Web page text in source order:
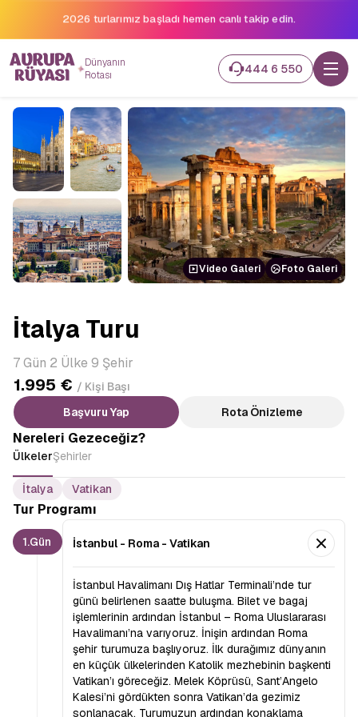
2026 turlarımız başladı hemen canlı takip edin.
Dünyanın
Rotası
444 6 550
Video Galeri Foto Galeri
İtalya Turu
7 Gün 2 Ülke 9 Şehir
1.995 € / Kişi Başı
Başvuru Yap
Rota Önizleme
Nereleri Gezeceğiz?
ÜlkelerŞehirler
İtalya Vatikan
Tur Programı
1.Gün İstanbul - Roma - Vatikan
İstanbul Havalimanı Dış Hatlar Terminali’nde tur
günü belirlenen saatte buluşma. Bilet ve bagaj
işlemlerinin ardından İstanbul – Roma Uluslararası
Havalimanı’na varıyoruz. İnişin ardından Roma
şehir turumuza başlıyoruz. İlk durağımız dünyanın
en küçük ülkelerinden Katolik mezhebinin başkenti
Vatikan’ı göreceğiz. Melek Köprüsü, Sant’Angelo
Kalesi’ni gördükten sonra Vatikan’da gezimiz
sonlanacak. Turumuzun ardından konaklama